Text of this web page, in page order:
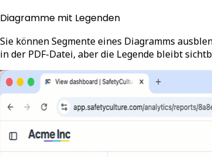
Diagramme mit Legenden
Sie können Segmente eines Diagramms
in der PDF-Datei, aber die Legende bleibt